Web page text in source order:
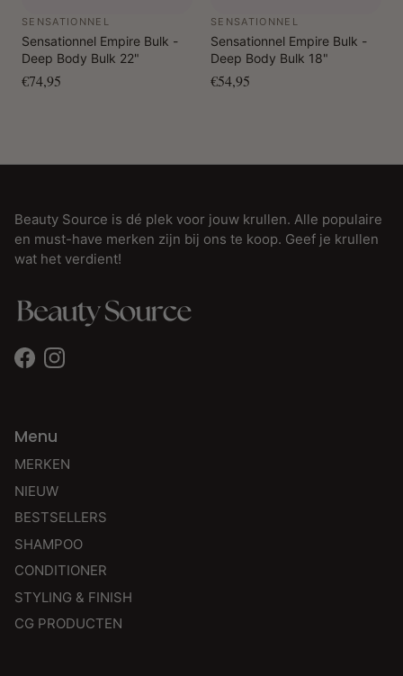
SENSATIONNEL
Sensationnel Empire Bulk -
Deep Body Bulk 22"
€74,95
SENSATIONNEL
Sensationnel Empire Bulk -
Deep Body Bulk 18"
€54,95
Beauty Source is dé plek voor jouw krullen. Alle populaire
en must-have merken zijn bij ons te koop. Geef je krullen
wat het verdient!
FacebookInstagram
Menu
MERKEN
NIEUW
BESTSELLERS
SHAMPOO
CONDITIONER
STYLING & FINISH
CG PRODUCTEN